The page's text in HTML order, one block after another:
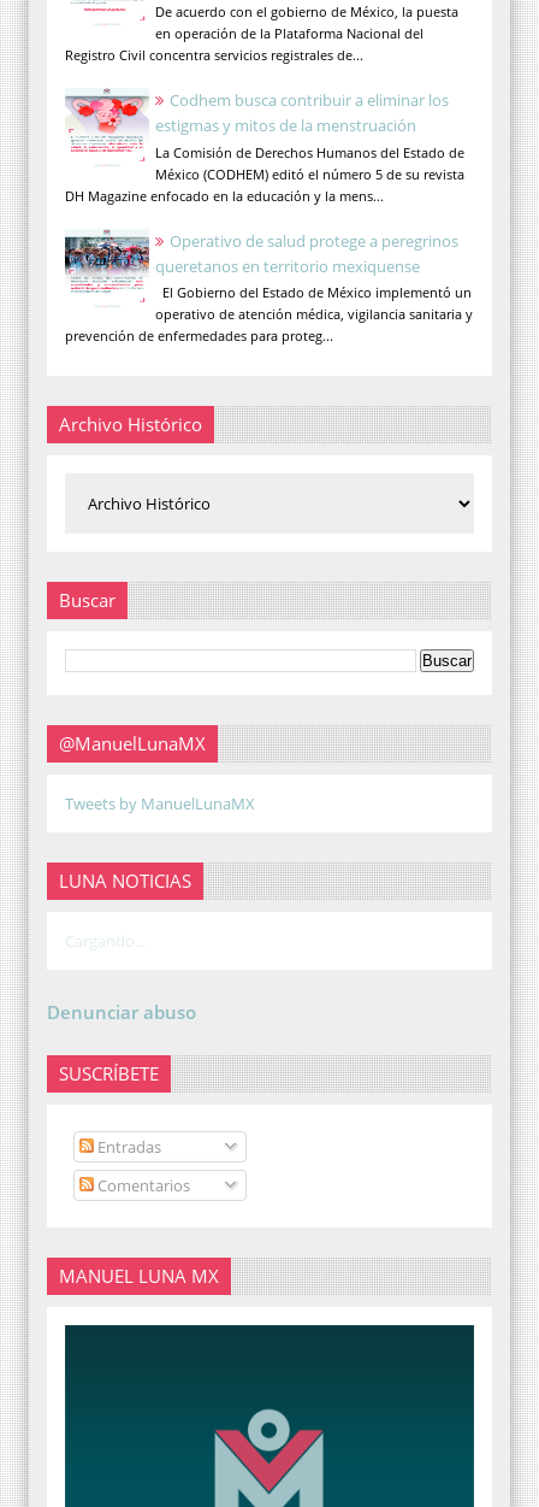
De acuerdo con el gobierno de México, la puesta
en operación de la Plataforma Nacional del
Registro Civil concentra servicios registrales de...
Codhem busca contribuir a eliminar los
estigmas y mitos de la menstruación
La Comisión de Derechos Humanos del Estado de
México (CODHEM) editó el número 5 de su revista
DH Magazine enfocado en la educación y la mens...
Operativo de salud protege a peregrinos
queretanos en territorio mexiquense
El Gobierno del Estado de México implementó un
operativo de atención médica, vigilancia sanitaria y
prevención de enfermedades para proteg...
Archivo Histórico
Buscar
@ManuelLunaMX
Tweets by ManuelLunaMX
LUNA NOTICIAS
Cargando...
Denunciar abuso
SUSCRÍBETE
Entradas
Comentarios
MANUEL LUNA MX